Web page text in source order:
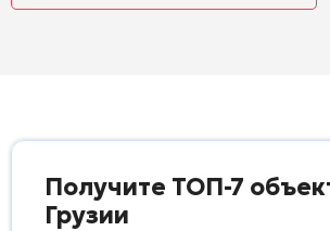
Получите ТОП-7
Грузии